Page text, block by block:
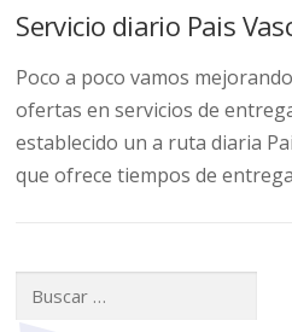
Servicio diario Pais
Poco a poco vamos
ofertas en servicios de
establecido un a ruta diaria
que ofrece tiempos de
Buscar: